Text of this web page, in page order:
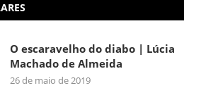
O escaravelho do diabo | Lúcia
Machado de Almeida
26 de maio de 2019